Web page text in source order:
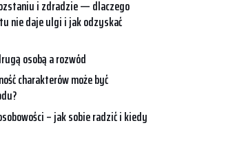
i zdradzie — dlaczego
nie daje ulgi i jak odzyskać
osobą a rozwód
charakterów może być
– jak sobie radzić i kiedy